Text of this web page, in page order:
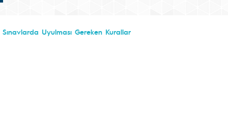
Sınavlarda Uyulması Gereken Kurallar